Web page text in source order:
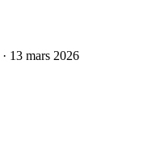
· 13 mars 2026